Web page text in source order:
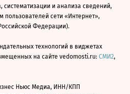
и анализа сведений,
пользователей сети «Интернет»,
Федерации).
технологий в виджетах
на сайте vedomosti.ru: СМИ2,
Ньюс Медиа, ИНН/КПП